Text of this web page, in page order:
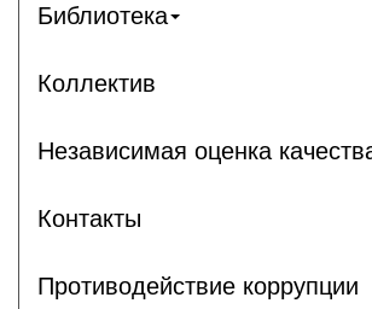
Библиотека
Коллектив
Независимая оценка
Контакты
Противодействие коррупции